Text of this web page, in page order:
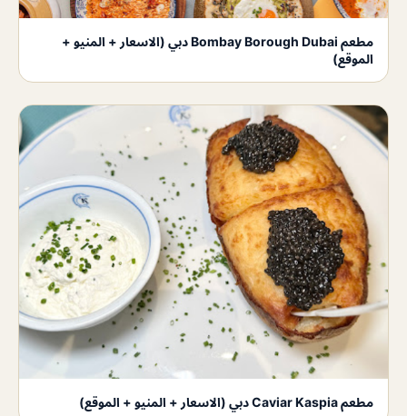
مطعم Bombay Borough Dubai دبي (الاسعار + المنيو +
الموقع)
مطعم Caviar Kaspia دبي (الاسعار + المنيو + الموقع)